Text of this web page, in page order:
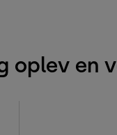
oplev en